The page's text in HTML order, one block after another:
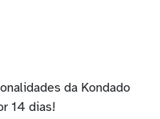
da Kondado
14 dias!